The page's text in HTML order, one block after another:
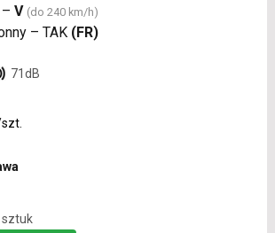
V (do 240 km/h)
– TAK (FR)
71dB
sztuk